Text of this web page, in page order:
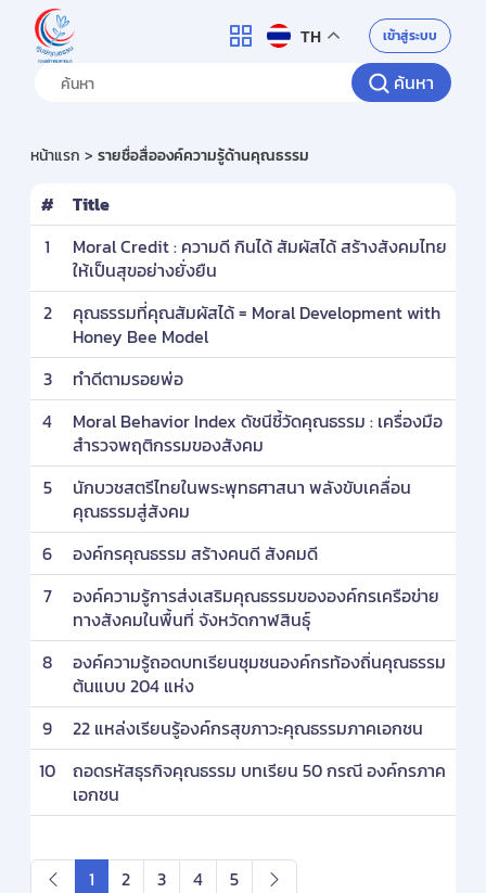
ศูนย์คุณธรรม TH เข้าสู่ระบบ
ค้นหา
หน้าแรก รายชื่อสื่อองค์ความรู้ด้านคุณธรรม
#
Title
1
Moral Credit : ความดี กินได้ สัมผัสได้ สร้างสังคมไทย
ให้เป็นสุขอย่างยั่งยืน
2
คุณธรรมที่คุณสัมผัสได้ = Moral Development with
Honey Bee Model
3
ทำดีตามรอยพ่อ
4
Moral Behavior Index ดัชนีชี้วัดคุณธรรม : เครื่องมือ
สำรวจพฤติกรรมของสังคม
5
นักบวชสตรีไทยในพระพุทธศาสนา พลังขับเคลื่อน
คุณธรรมสู่สังคม
6
องค์กรคุณธรรม สร้างคนดี สังคมดี
7
องค์ความรู้การส่งเสริมคุณธรรมขององค์กรเครือข่าย
ทางสังคมในพื้นที่ จังหวัดกาฬสินธุ์
8
องค์ความรู้ถอดบทเรียนชุมชนองค์กรท้องถิ่นคุณธรรม
ต้นแบบ 204 แห่ง
9
22 แหล่งเรียนรู้องค์กรสุขภาวะคุณธรรมภาคเอกชน
10
ถอดรหัสธุรกิจคุณธรรม บทเรียน 50 กรณี องค์กรภาค
เอกชน
1 2 3 4 5